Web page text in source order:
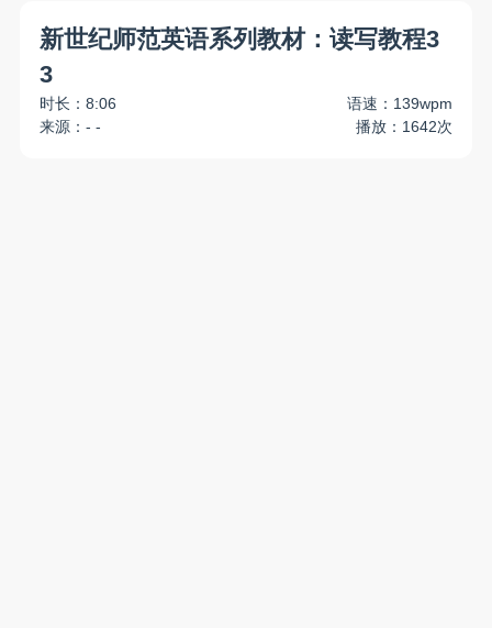
新世纪师范英语系列教材：读写教程3
3
时长：8:06
语速：139wpm
来源：- -
播放：1642次